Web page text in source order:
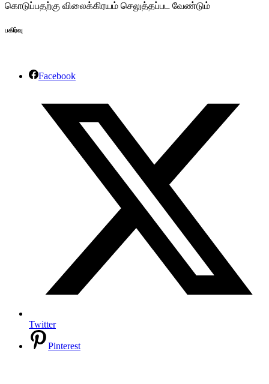
கொடுப்பதற்கு விலைக்கிரயம் செலுத்தப்பட வேண்டும்
பகிர்வு
Facebook
Twitter
Pinterest